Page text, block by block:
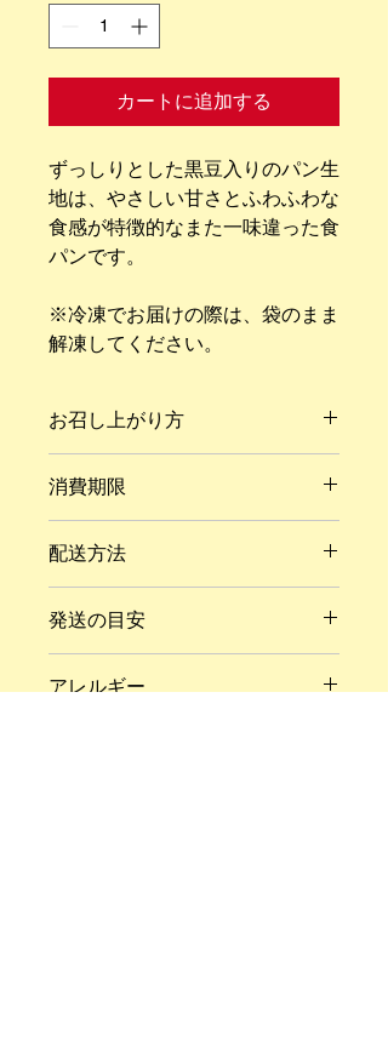
カートに追加する
ずっしりとした黒豆入りのパン生
地は、やさしい甘さとふわふわな
食感が特徴的なまた一味違った食
パンです。
※冷凍でお届けの際は、袋のまま
解凍してください。
お召し上がり方
温で自然解凍してください。
（夏場は冷蔵庫にて）
パンを解凍する際は、パンに含まれる
水分を閉じ込めるためフリーザーバッ
グ等を利用し、袋を閉じた状態での解
凍をオススメしています。
消費期限
（解凍後2日程度）
配送方法
発送の目安
アレルギー